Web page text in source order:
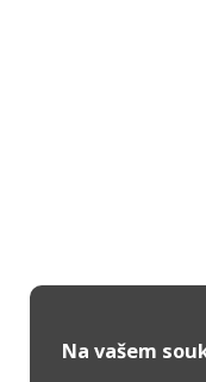
Na vašem